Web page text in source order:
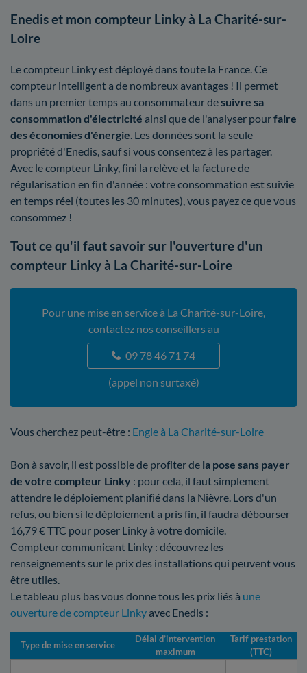
Enedis et mon compteur Linky à La Charité-sur-
Loire
Le compteur Linky est déployé dans toute la France. Ce
compteur intelligent a de nombreux avantages ! Il permet
dans un premier temps au consommateur desuivre sa
consommation d'électricité ainsi que de l'analyser pourfaire
des économies d'énergie . Les données sont la seule
propriété d'Enedis, sauf si vous consentez à les partager.
Avec le compteur Linky, fini la relève et la facture de
régularisation en fin d'année : votre consommation est suivie
en temps réel (toutes les 30 minutes), vous payez ce que vous
consommez !
Tout ce qu'il faut savoir sur l'ouverture d'un
compteur Linky à La Charité-sur-Loire
Pour une mise en service à La Charité-sur-Loire,
contactez nos conseillers au
09 78 46 71 74
(appel non surtaxé)
Vous cherchez peut-être : Engie à La Charité-sur-Loire
Bon à savoir, il est possible de profiter de la pose sans payer
de votre compteur Linky : pour cela, il faut simplement
attendre le déploiement planifié dans la Nièvre. Lors d'un
refus, ou bien si le déploiement a pris fin, il faudra débourser
16,79 € TTC pour poser Linky à votre domicile.
Compteur communicant Linky : découvrez les
renseignements sur le prix des installations qui peuvent vous
être utiles.
Le tableau plus bas vous donne tous les prix liés à une
ouverture de compteur Linkyavec Enedis :
Type de mise en service
Délai d’intervention
maximum
Tarif prestation
(TTC)